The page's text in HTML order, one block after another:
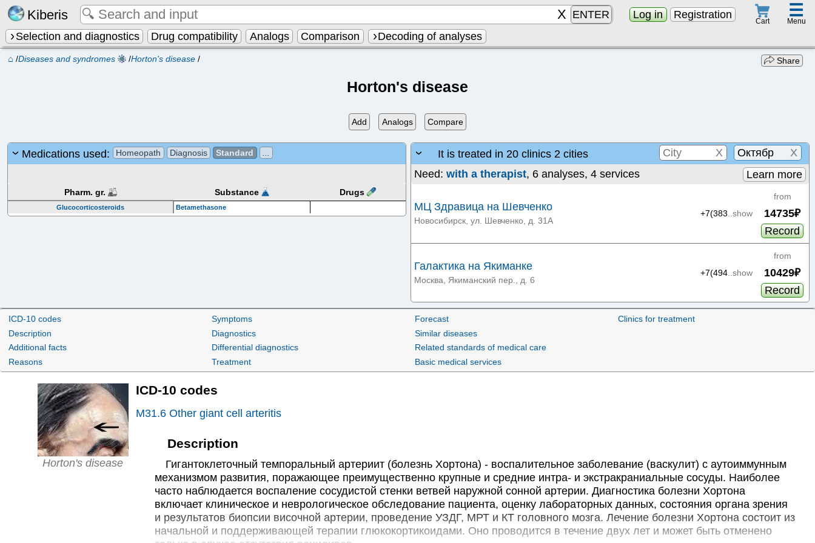
Kiberis ENTER Log in Registration
Cart
☰
Menu
Selection and diagnostics Drug compatibility Analogs Comparison Decoding of analyses
⌂ /Diseases and syndromes /Horton's disease / Share
Horton's disease
Add Analogs Compare
Medications used: Homeopath Diagnosis Standard
Pharm. gr. Substance Drugs
Glucocorticosteroids Betamethasone
It is treated in 20 clinics 2 cities X
X
Need:with a therapist, 6 analyses, 4 services Learn more
МЦ Здравица на Шевченко
Новосибирск, ул. Шевченко, д. 31А
+7(383 ..show
from
14735₽
Record
Галактика на Якиманке
Москва, Якиманский пер., д. 6
+7(494 ..show
from
10429₽
Record
Клиника 1+1 на улице Восход
Новосибирск, ул. Восход, д. 28
from
Новосибирск, ул. Кирова, д. 29
Record
Астра-Мед на Кирова
Новосибирск, ул. Кирова, д. 46
+7(383..show
8330₽
Record
ICD-10 codes
Description
Additional facts
Reasons
Symptoms
Diagnostics
Differential diagnostics
Treatment
Forecast
Similar diseases
Related standards of medical care
Basic medical services
Clinics for treatment
Horton's disease
ICD-10 codes
M31.6 Other giant cell arteritis
Description
Гигантоклеточный темпоральный артериит (болезнь Хортона) - воспалительное заболевание (васкулит) с аутоиммунным
механизмом развития, поражающее преимущественно крупные и средние интра- и экстракраниальные сосуды. Наиболее
часто наблюдается воспаление сосудистой стенки ветвей наружной сонной артерии. Диагностика болезни Хортона
включает клиническое и неврологическое обследование пациента, оценку лабораторных данных, состояния органа зрения
и результатов биопсии височной артерии, проведение УЗДГ, МРТ и КТ головного мозга. Лечение болезни Хортона состоит из
начальной и поддерживающей терапии глюкокортикоидами. Оно проводится в течение двух лет и может быть отменено